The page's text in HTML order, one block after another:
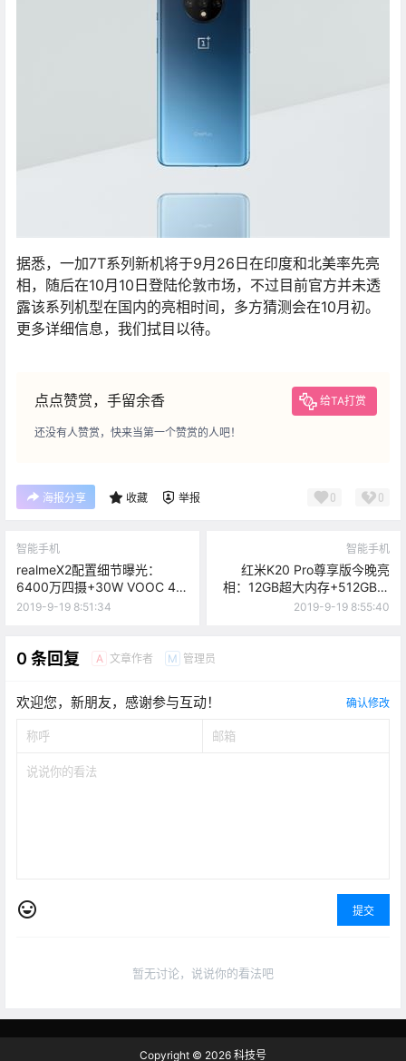
据悉，一加7T系列新机将于9月26日在印度和北美率先亮
相，随后在10月10日登陆伦敦市场，不过目前官方并未透
露该系列机型在国内的亮相时间，多方猜测会在10月初。
更多详细信息，我们拭目以待。
点点赞赏，手留余香 给TA打赏
还没有人赞赏，快来当第一个赞赏的人吧！
海报分享 收藏 举报 0 0
智能手机
realmeX2配置细节曝光：
6400万四摄+30W VOOC 4.0
闪充
2019-9-19 8:51:34
智能手机
红米K20 Pro尊享版今晚亮
相：12GB超大内存+512GB超
大空间
2019-9-19 8:55:40
0 条回复 A 文章作者 M 管理员
欢迎您，新朋友，感谢参与互动！ 确认修改
提交
暂无讨论，说说你的看法吧
Copyright © 2026 科技号